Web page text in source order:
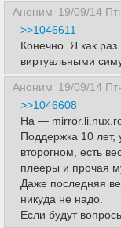
Аноним 19/09/14
>>1046611
Конечно. Я как
виртуальными
Аноним 19/09/14
>>1046608
На —
Поддержка 10 лет,
второгном, есть
плееры и прочая
Даже последняя
никуда не надо.
Если будут